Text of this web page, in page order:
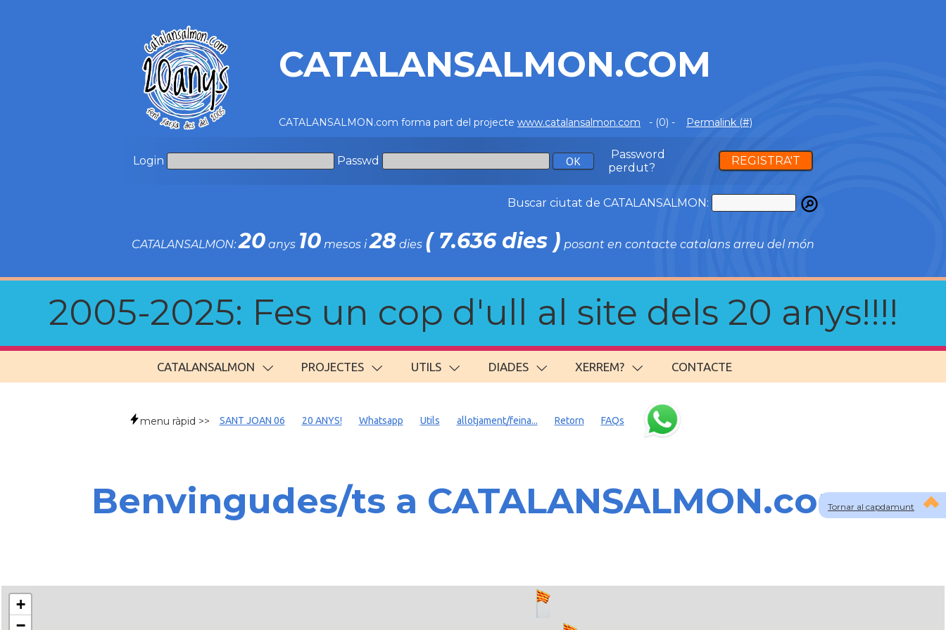
CATALANSALMON.COM
CATALANSALMON.com forma part del projecte www.catalansalmon.com - (0) - Permalink (#)
Login Passwd
Password
perdut?
REGISTRA'T
Buscar ciutat de CATALANSALMON:
CATALANSALMON:20 anys 10 mesos i28 dies ( 7.636 dies ) posant en contacte catalans arreu del món
2005-2025: Fes un cop d'ull al site dels 20 anys!!!!
CATALANSALMON PROJECTES UTILS DIADES XERREM? CONTACTE
Tornar al capdamunt
menu ràpid >> SANT JOAN 06 20 ANYS! Whatsapp Utils allotjament/feina... Retorn FAQs
Benvingudes/ts a CATALANSALMON.com
+
−